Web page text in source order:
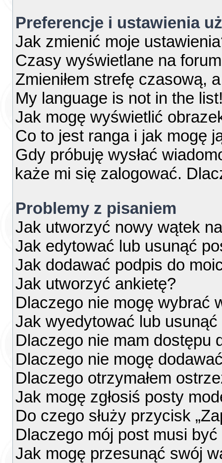
Preferencje i ustawienia
Jak zmienić moje
Czasy wyświetlane na
Zmieniłem strefę czasową,
My language is not in the
Jak mogę wyświetlić
Co to jest ranga i jak mogę
Gdy próbuję wysłać
każe mi się zalogować.
Problemy z pisaniem
Jak utworzyć nowy wątek
Jak edytować lub usunąć
Jak dodawać podpis do
Jak utworzyć ankietę?
Dlaczego nie mogę wybrać
Jak wyedytować lub usunąć
Dlaczego nie mam dostępu
Dlaczego nie mogę
Dlaczego otrzymałem
Jak mogę zgłosiś posty
Do czego służy przycisk
Dlaczego mój post musi
Jak mogę przesunąć swój